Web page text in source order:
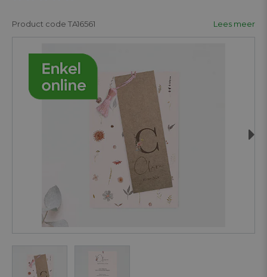
Product code TA16561 Lees meer